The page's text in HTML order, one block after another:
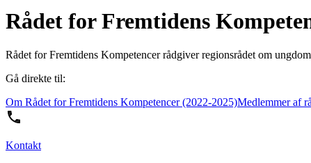
Rådet for Fremtidens
Rådet for Fremtidens Kompetencer rådgiver regionsrådet om
Gå direkte til:
Om Rådet for Fremtidens Kompetencer (2022-2025)Medlemmer af
Kontakt